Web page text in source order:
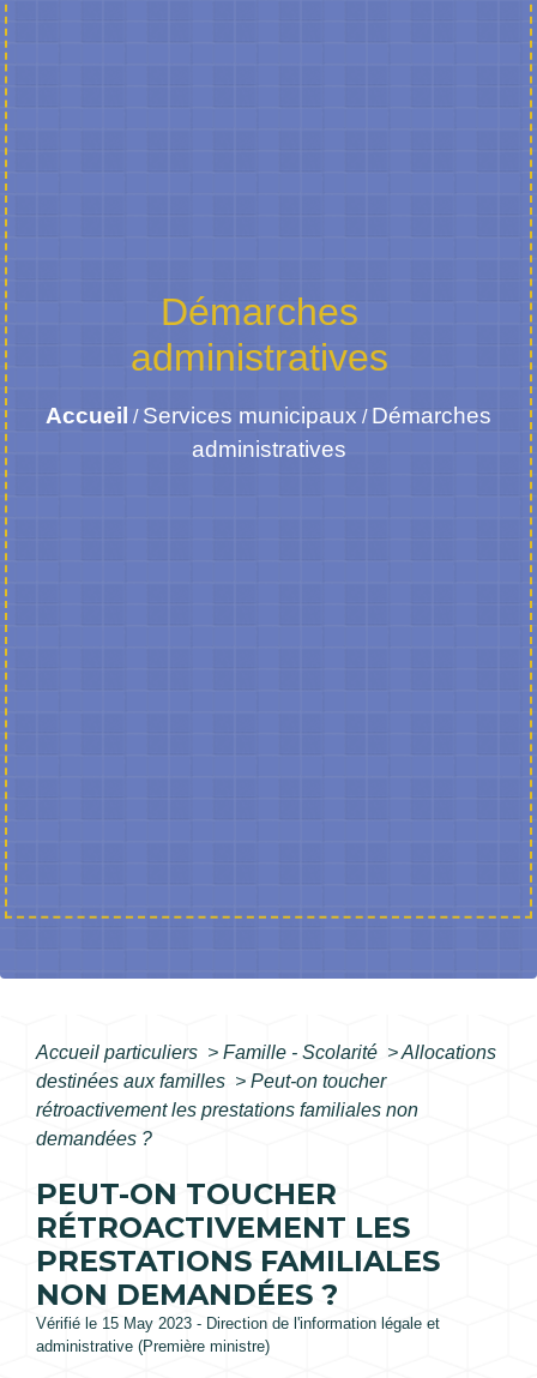
Démarches
administratives
Accueil / Services municipaux / Démarches
administratives
Accueil particuliers > Famille - Scolarité >Allocations
destinées aux familles > Peut-on toucher
rétroactivement les prestations familiales non
demandées ?
PEUT-ON TOUCHER
RÉTROACTIVEMENT LES
PRESTATIONS FAMILIALES
NON DEMANDÉES ?
Vérifié le 15 May 2023 - Direction de l'information légale et
administrative (Première ministre)